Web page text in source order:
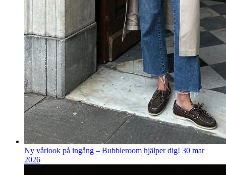
Ny vårlook på ingång – Bubbleroom hjälper dig! 30 mar
2026